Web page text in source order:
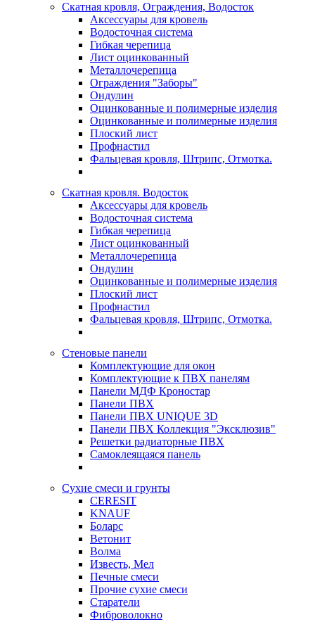
Скатная кровля, Ограждения, Водосток
Аксессуары для кровель
Водосточная система
Гибкая черепица
Лист оцинкованный
Металлочерепица
Ограждения "Заборы"
Ондулин
Оцинкованные и полимерные изделия
Оцинкованные и полимерные изделия
Плоский лист
Профнастил
Фальцевая кровля, Штрипс, Отмотка.
Скатная кровля. Водосток
Аксессуары для кровель
Водосточная система
Гибкая черепица
Лист оцинкованный
Металлочерепица
Ондулин
Оцинкованные и полимерные изделия
Плоский лист
Профнастил
Фальцевая кровля, Штрипс, Отмотка.
Стеновые панели
Комплектующие для окон
Комплектующие к ПВХ панелям
Панели МДФ Кроностар
Панели ПВХ
Панели ПВХ UNIQUE 3D
Панели ПВХ Коллекция "Эксклюзив"
Решетки радиаторные ПВХ
Самоклеящаяся панель
Сухие смеси и грунты
CERESIT
KNAUF
Боларс
Ветонит
Волма
Известь, Мел
Печные смеси
Прочие сухие смеси
Старатели
Фиброволокно